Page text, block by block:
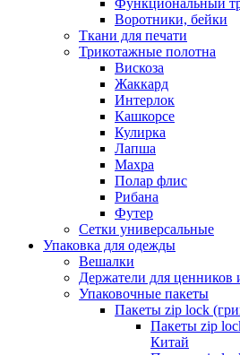
Функциональный
Воротники, бейки
Ткани для печати
Трикотажные полотна
Вискоза
Жаккард
Интерлок
Кашкорсе
Кулирка
Лапша
Махра
Полар флис
Рибана
Футер
Сетки универсальные
Упаковка для одежды
Вешалки
Держатели для ценников
Упаковочные пакеты
Пакеты zip lock
Пакеты zip
Китай